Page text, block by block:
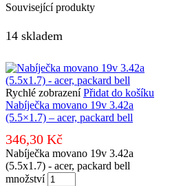
Související produkty
14 skladem
Rychlé zobrazení Přidat do košíku
Nabíječka movano 19v 3.42a
(5.5×1.7) – acer, packard bell
346,30 Kč
Nabíječka movano 19v 3.42a
(5.5x1.7) - acer, packard bell
množství